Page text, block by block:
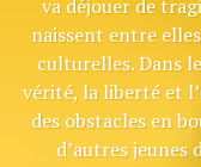
va déjouer de
naissent entre
culturelles. Dans
vérité, la liberté et
des obstacles en
d’autres jeunes